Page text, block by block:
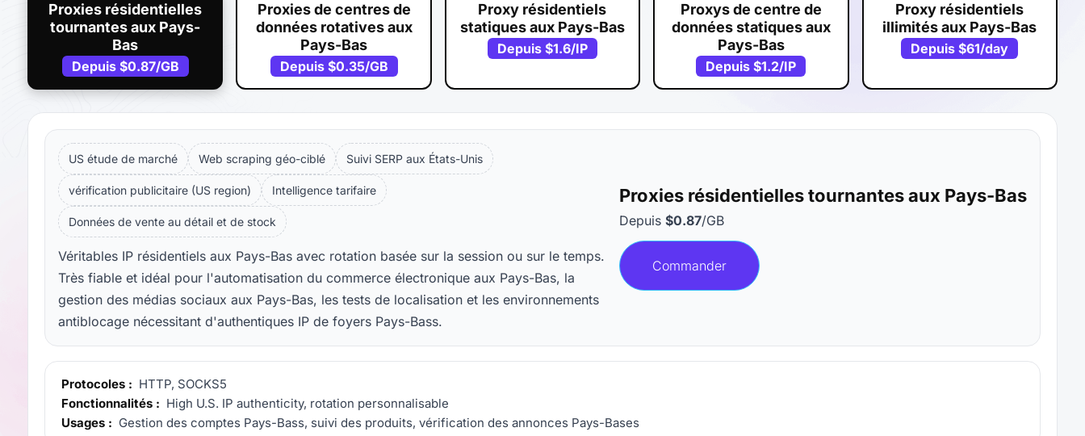
Proxies résidentielles
tournantes aux Pays-
Bas
Depuis $0.87/GB
Proxies de centres de
données rotatives aux
Pays-Bas
Depuis $0.35/GB
Proxy résidentiels
statiques aux Pays-Bas
Depuis $1.6/IP
Proxys de centre de
données statiques aux
Pays-Bas
Depuis$1.2/IP
Proxy résidentiels
illimités aux Pays-Bas
Depuis$61/day
US étude de marché Web scraping géo-ciblé Suivi SERP aux États-Unis
vérification publicitaire (US region) Intelligence tarifaire
Données de vente au détail et de stock
Véritables IP résidentiels aux Pays-Bas avec rotation basée sur la session ou sur le temps.
Très fiable et idéal pour l'automatisation du commerce électronique aux Pays-Bas, la
gestion des médias sociaux aux Pays-Bas, les tests de localisation et les environnements
antiblocage nécessitant d'authentiques IP de foyers Pays-Bass.
Proxies résidentielles tournantes aux Pays-Bas
Depuis $0.87/GB
Commander
Protocoles : HTTP, SOCKS5
Fonctionnalités : High U.S. IP authenticity, rotation personnalisable
Usages : Gestion des comptes Pays-Bass, suivi des produits, vérification des annonces Pays-Bases